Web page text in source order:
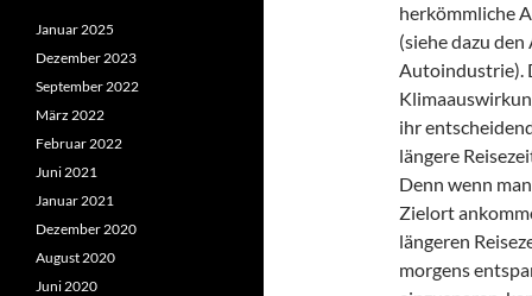
herkömmliche
(siehe dazu
Autoindustrie).
ihr
längere
Denn wenn
Zielort
längeren
morgens
Januar 2025
Dezember 2023
September 2022
März 2022
Februar 2022
Juni 2021
Januar 2021
Dezember 2020
August 2020
Juni 2020